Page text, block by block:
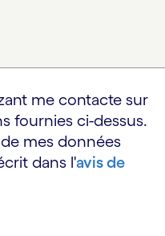
me contacte sur
fournies ci-dessus.
mes données
dans l'avis de